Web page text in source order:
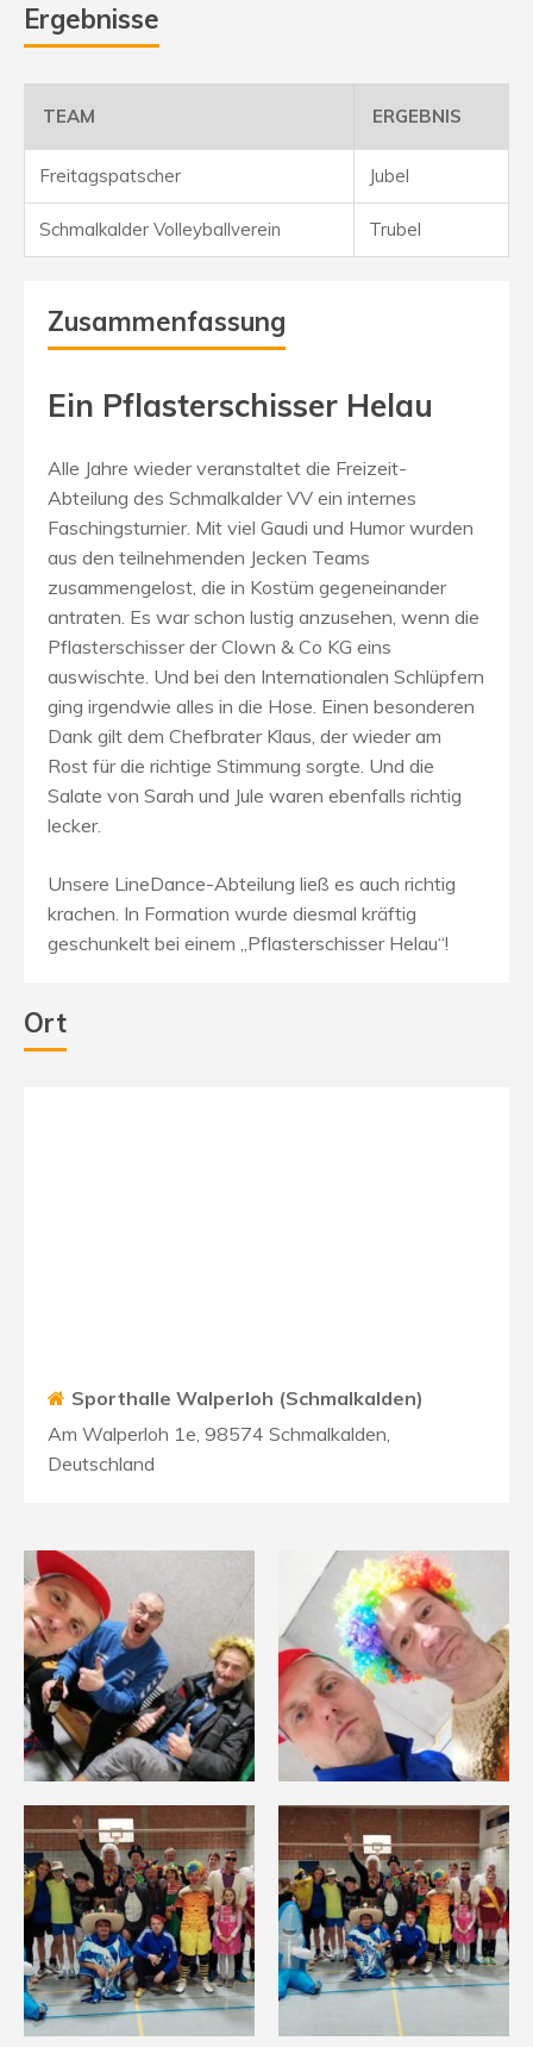
Ergebnisse
TEAM ERGEBNIS
Freitagspatscher Jubel
Schmalkalder Volleyballverein Trubel
Zusammenfassung
Ein Pflasterschisser Helau
Alle Jahre wieder veranstaltet die Freizeit-
Abteilung des Schmalkalder VV ein internes
Faschingsturnier. Mit viel Gaudi und Humor wurden
aus den teilnehmenden Jecken Teams
zusammengelost, die in Kostüm gegeneinander
antraten. Es war schon lustig anzusehen, wenn die
Pflasterschisser der Clown & Co KG eins
auswischte. Und bei den Internationalen Schlüpfern
ging irgendwie alles in die Hose. Einen besonderen
Dank gilt dem Chefbrater Klaus, der wieder am
Rost für die richtige Stimmung sorgte. Und die
Salate von Sarah und Jule waren ebenfalls richtig
lecker.
Unsere LineDance-Abteilung ließ es auch richtig
krachen. In Formation wurde diesmal kräftig
geschunkelt bei einem „Pflasterschisser Helau“!
Ort
Sporthalle Walperloh (Schmalkalden)
Am Walperloh 1e, 98574 Schmalkalden,
Deutschland